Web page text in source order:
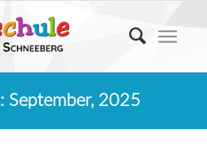
September, 2025